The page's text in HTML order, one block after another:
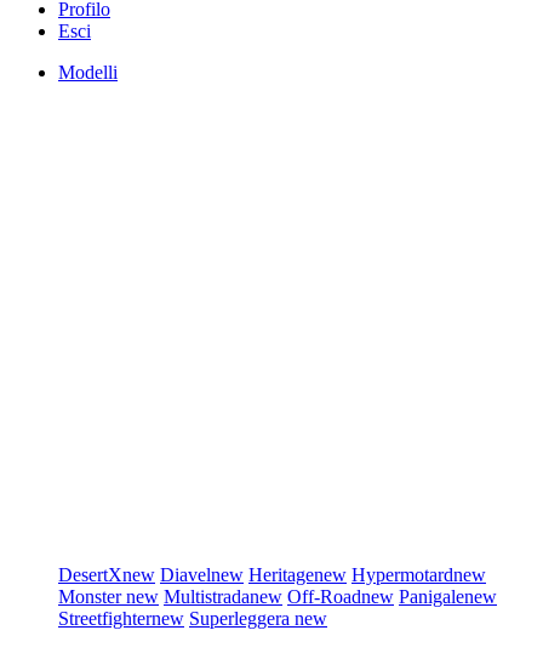
Profilo
Esci
Modelli
DesertXnew Diavelnew Heritagenew Hypermotardnew
Monsternew Multistradanew Off-Roadnew Panigalenew
Streetfighternew Superleggera new